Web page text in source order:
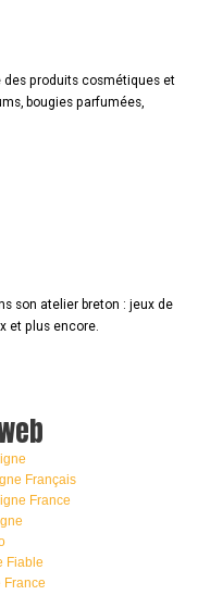
des produits cosmétiques et
bougies parfumées,
son atelier breton : jeux de
et plus encore.
Français
France
Fiable
France